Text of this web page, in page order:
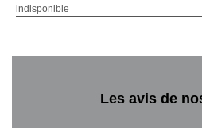
indisponible
Les avis de